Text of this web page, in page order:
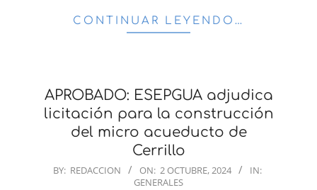
CONTINUAR LEYENDO…
APROBADO: ESEPGUA adjudica
licitación para la construcción
del micro acueducto de
Cerrillo
2024-
BY: REDACCION ON: 2 OCTUBRE, 2024
IN:
GENERALES